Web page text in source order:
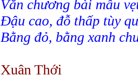
Văn chương bài mẫu
Đậu cao, đỗ thấp tùy
Bằng đỏ, bằng xanh
Xuân Thới